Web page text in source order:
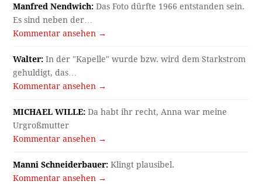
Manfred Nendwich: Das Foto dürfte 1966 entstanden sein.
Es sind neben der…
Kommentar ansehen →
Walter: In der "Kapelle" wurde bzw. wird dem Starkstrom
gehuldigt, das…
Kommentar ansehen →
MICHAEL WILLE: Da habt ihr recht, Anna war meine
Urgroßmutter
Kommentar ansehen →
Manni Schneiderbauer: Klingt plausibel.
Kommentar ansehen →